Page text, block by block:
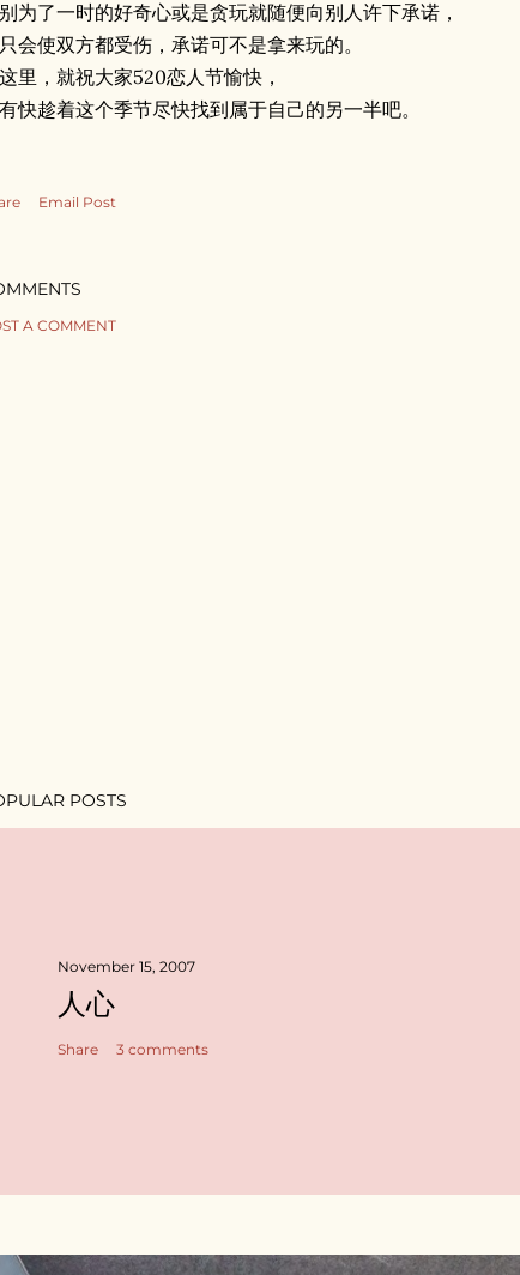
为了一时的好奇心或是贪玩就随便向别人许下承诺，
会使双方都受伤，承诺可不是拿来玩的。
里，就祝大家520恋人节愉快，
快趁着这个季节尽快找到属于自己的另一半吧。
Email Post
A COMMENT
POSTS
November 15, 2007
人心
Share 3 comments